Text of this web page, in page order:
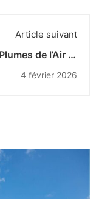
Article suivant
de l’Air et
mots prennent
4 février 2026